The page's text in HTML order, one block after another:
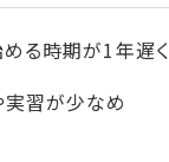
める時期が1年遅く
実習が少なめ